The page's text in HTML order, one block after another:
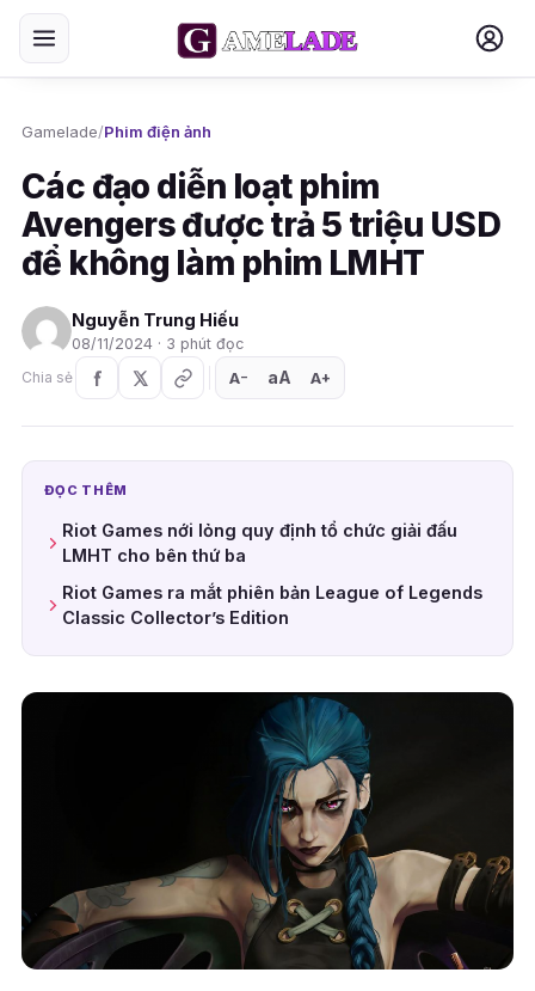
Gamelade/Phim điện ảnh
Các đạo diễn loạt phim
Avengers được trả 5 triệu USD
để không làm phim LMHT
Nguyễn Trung Hiếu
08/11/2024 · 3 phút đọc
Chia sẻ
A− aA A+
ĐỌC THÊM
Riot Games nới lỏng quy định tổ chức giải đấu
LMHT cho bên thứ ba
Riot Games ra mắt phiên bản League of Legends
Classic Collector’s Edition